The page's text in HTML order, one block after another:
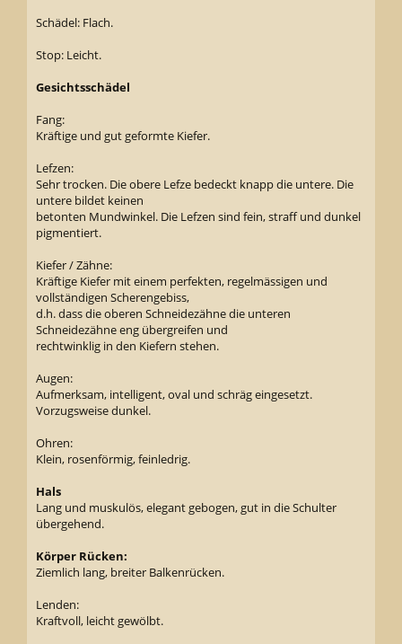
Schädel: Flach.
Stop: Leicht.
Gesichtsschädel
Fang:
Kräftige und gut geformte Kiefer.
Lefzen:
Sehr trocken. Die obere Lefze bedeckt knapp die untere. Die
untere bildet keinen
betonten Mundwinkel. Die Lefzen sind fein, straff und dunkel
pigmentiert.
Kiefer / Zähne:
Kräftige Kiefer mit einem perfekten, regelmässigen und
vollständigen Scherengebiss,
d.h. dass die oberen Schneidezähne die unteren
Schneidezähne eng übergreifen und
rechtwinklig in den Kiefern stehen.
Augen:
Aufmerksam, intelligent, oval und schräg eingesetzt.
Vorzugsweise dunkel.
Ohren:
Klein, rosenförmig, feinledrig.
Hals
Lang und muskulös, elegant gebogen, gut in die Schulter
übergehend.
Körper Rücken:
Ziemlich lang, breiter Balkenrücken.
Lenden:
Kraftvoll, leicht gewölbt.